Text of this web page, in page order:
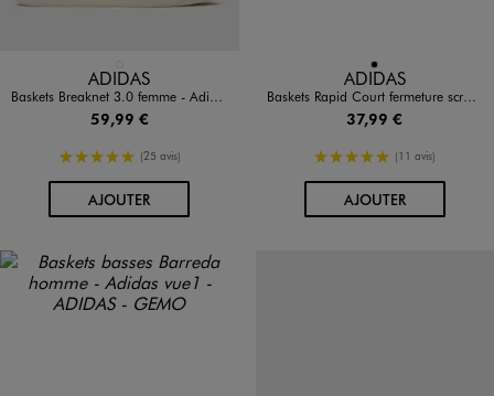
Disponible en 1 coloris
ADIDAS
Baskets Breaknet 3.0 femme - Adidas
59,99 €
5/5 de moyenne
(25 avis)
AJOUTERAU PANIER
Disponible en 1 coloris
NOIR
ADIDAS
Baskets Rapid Court fermeture scratch enfant - Adidas
37,99 €
5/5 de moyenne
(11 avis)
AJOUTERAU PANIER